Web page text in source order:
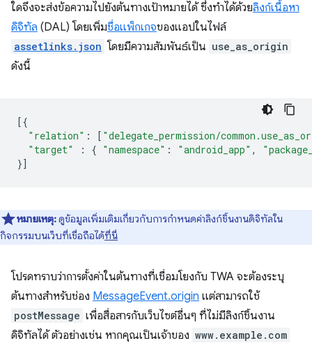
ใดจึงจะส่งข้อความไปยังต้นทางเป้าหมายได้ ซึ่งทำได้ด้วยลิงก์เนื้อหา
ดิจิทัล (DAL) โดยเพิ่มชื่อแพ็กเกจของแอปในไฟล์
assetlinks.json โดยมีความสัมพันธ์เป็น use_as_origin
ดังนี้
[{
"relation" : [ "delegate_permission/
"target"
: { "namespace" : "android_app" ,
}]
หมายเหตุ:ดูข้อมูลเพิ่มเติมเกี่ยวกับการกำหนดค่าลิงก์ชิ้นงานดิจิทัลใน
กิจกรรมบนเว็บที่เชื่อถือได้ที่นี่
โปรดทราบว่าการตั้งค่าในต้นทางที่เชื่อมโยงกับ TWA จะต้องระบุ
ต้นทางสำหรับช่อง MessageEvent.origin แต่สามารถใช้
postMessage เพื่อสื่อสารกับเว็บไซต์อื่นๆ ที่ไม่มีลิงก์ชิ้นงาน
ดิจิทัลได้ ตัวอย่างเช่น หากคุณเป็นเจ้าของ www.example.com